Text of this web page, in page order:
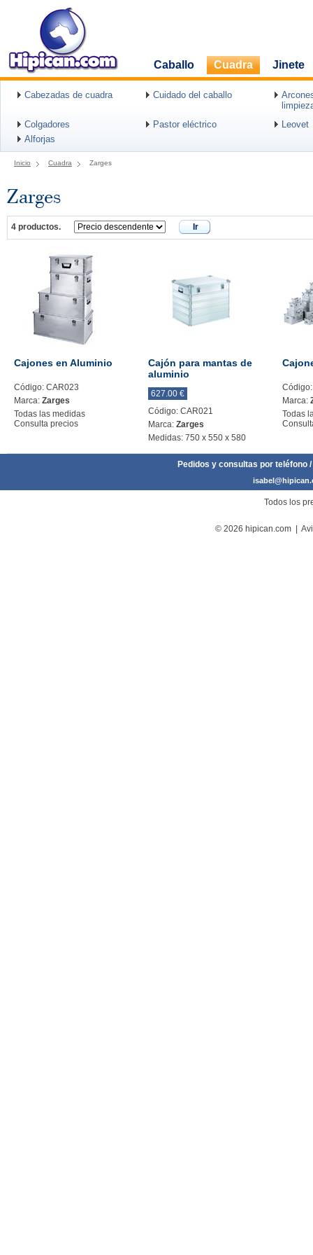
Caballo Cuadra Jinete
Cabezadas de cuadra Cuidado del caballo
Colgadores
Pastor eléctrico
Leovet
Alforjas
Inicio Cuadra Zarges
Zarges
4 productos. Ir
Cajones en Aluminio
Código: CAR023
Marca: Zarges
Todas las medidas
Consulta precios
Cajón para mantas de
aluminio
627.00 €
Código: CAR021
Marca: Zarges
Medidas: 750 x 550 x 580
Marca:
Todas
Pedidos y consultas por teléfono
Todos los
© 2026 hipican.com |